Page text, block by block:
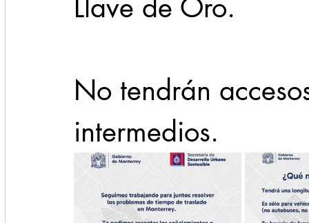
Llave de Oro.
No tendrán
intermedios.